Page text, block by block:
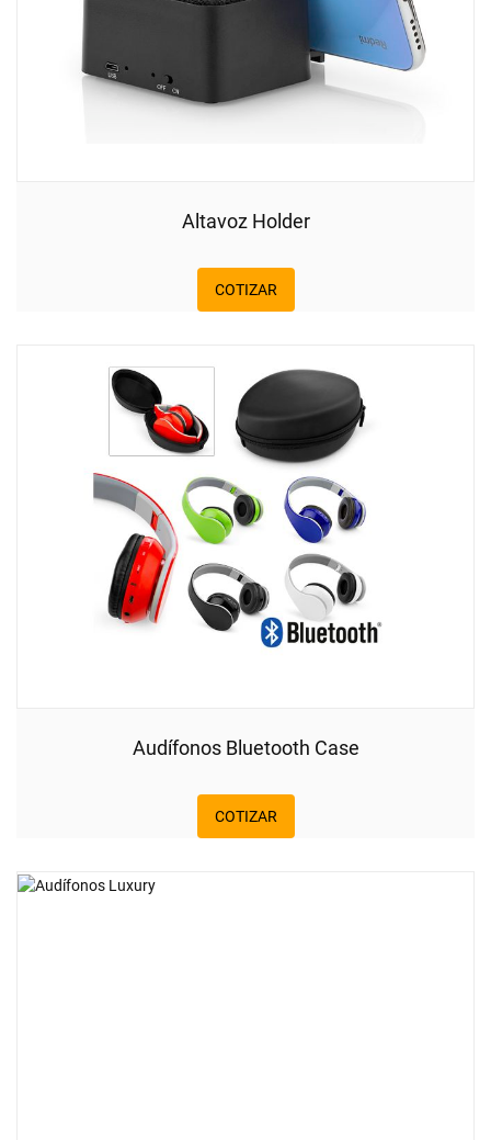
Altavoz Holder
COTIZAR
Audífonos Bluetooth Case
COTIZAR